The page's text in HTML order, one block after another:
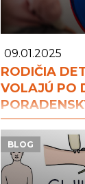
09.01.2025
RODIČIA
VOLAJÚ PO
BLOG